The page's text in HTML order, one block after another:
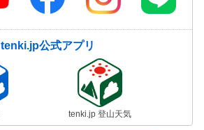
tenki.jp公式アプリ
tenki.jp 登山天気